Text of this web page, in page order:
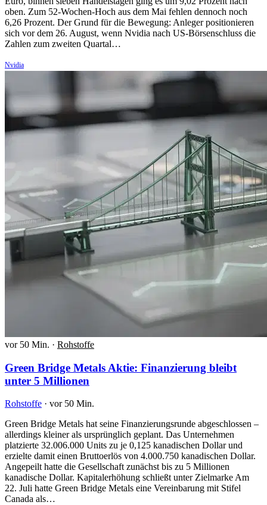
oben. Zum 52-Wochen-Hoch aus dem Mai fehlen dennoch noch
6,26 Prozent. Der Grund für die Bewegung: Anleger positionieren
sich vor dem 26. August, wenn Nvidia nach US-Börsenschluss die
Zahlen zum zweiten Quartal…
Nvidia
vor 50 Min. · Rohstoffe
Green Bridge Metals Aktie: Finanzierung bleibt
unter 5 Millionen
Rohstoffe · vor 50 Min.
Green Bridge Metals hat seine Finanzierungsrunde abgeschlossen –
allerdings kleiner als ursprünglich geplant. Das Unternehmen
platzierte 32.006.000 Units zu je 0,125 kanadischen Dollar und
erzielte damit einen Bruttoerlös von 4.000.750 kanadischen Dollar.
Angepeilt hatte die Gesellschaft zunächst bis zu 5 Millionen
kanadische Dollar. Kapitalerhöhung schließt unter Zielmarke Am
22. Juli hatte Green Bridge Metals eine Vereinbarung mit Stifel
Canada als…